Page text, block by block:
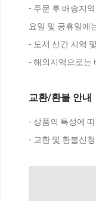
- 주문 후 배송지
요일 및 공휴일에
- 도서 산간 지역
- 해외지역으로는
교환/환불 안내
- 상품의 특성에
- 교환 및 환불신